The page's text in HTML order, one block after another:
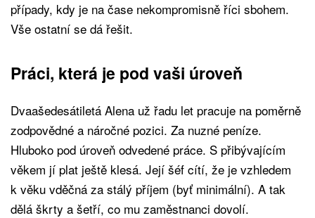
případy, kdy je na čase nekompromisně říci sbohem.
Vše ostatní se dá řešit.
Práci, která je pod vaši úroveň
Dvaašedesátiletá Alena už řadu let pracuje na poměrně
zodpovědné a náročné pozici. Za nuzné peníze.
Hluboko pod úroveň odvedené práce. S přibývajícím
věkem jí plat ještě klesá. Její šéf cítí, že je vzhledem
k věku vděčná za stálý příjem (byť minimální). A tak
dělá škrty a šetří, co mu zaměstnanci dovolí.